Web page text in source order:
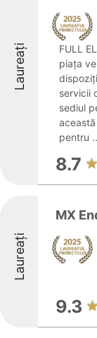
Laureați
FULL
piața
servicii
sediul
pentru
8.7
Laureați
MX
9.3